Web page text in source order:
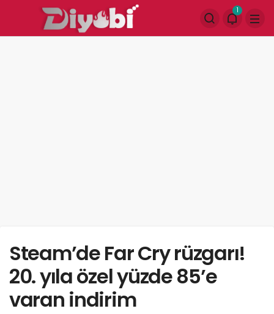
1
Steam’de Far Cry rüzgarı!
20. yıla özel yüzde 85’e
varan indirim